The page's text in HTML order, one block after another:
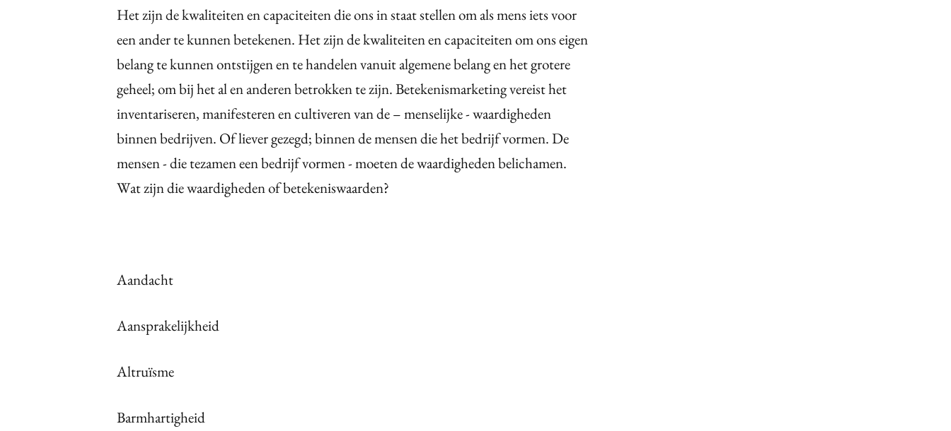
Het zijn de kwaliteiten en capaciteiten die ons in staat stellen om als mens iets voor
een ander te kunnen betekenen. Het zijn de kwaliteiten en capaciteiten om ons eigen
belang te kunnen ontstijgen en te handelen vanuit algemene belang en het grotere
geheel; om bij het al en anderen betrokken te zijn. Betekenismarketing vereist het
inventariseren, manifesteren en cultiveren van de – menselijke - waardigheden
binnen bedrijven. Of liever gezegd; binnen de mensen die het bedrijf vormen. De
mensen - die tezamen een bedrijf vormen - moeten de waardigheden belichamen.
Wat zijn die waardigheden of betekeniswaarden?
Aandacht
Aansprakelijkheid
Altruïsme
Barmhartigheid